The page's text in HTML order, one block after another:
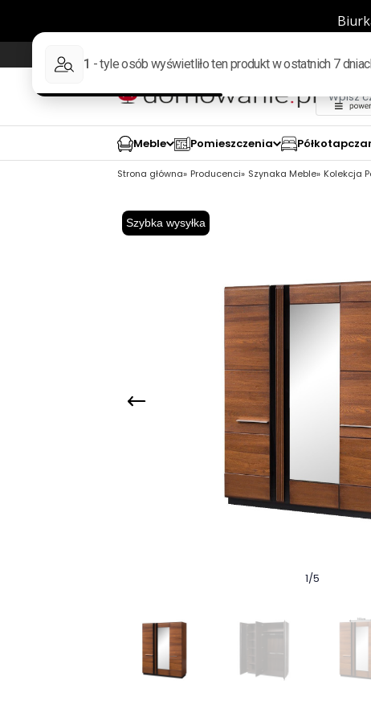
98% pozytywnych opinii
Meble Pomieszczenia
Strona główna Producenci Szynaka Meble Kolekcja
Szybka wysyłka
1/5